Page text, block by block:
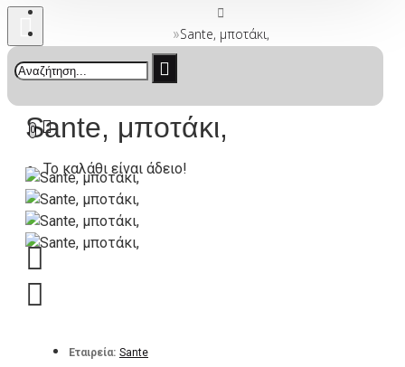
0
Το καλάθι είναι άδειο!
Sante, μποτάκι,
Sante, μποτάκι,
Εταιρεία: Sante